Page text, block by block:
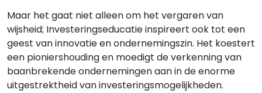
Maar het gaat niet alleen om het vergaren van
wijsheid; Investeringseducatie inspireert ook tot een
geest van innovatie en ondernemingszin. Het koestert
een pioniershouding en moedigt de verkenning van
baanbrekende ondernemingen aan in de enorme
uitgestrektheid van investeringsmogelijkheden.